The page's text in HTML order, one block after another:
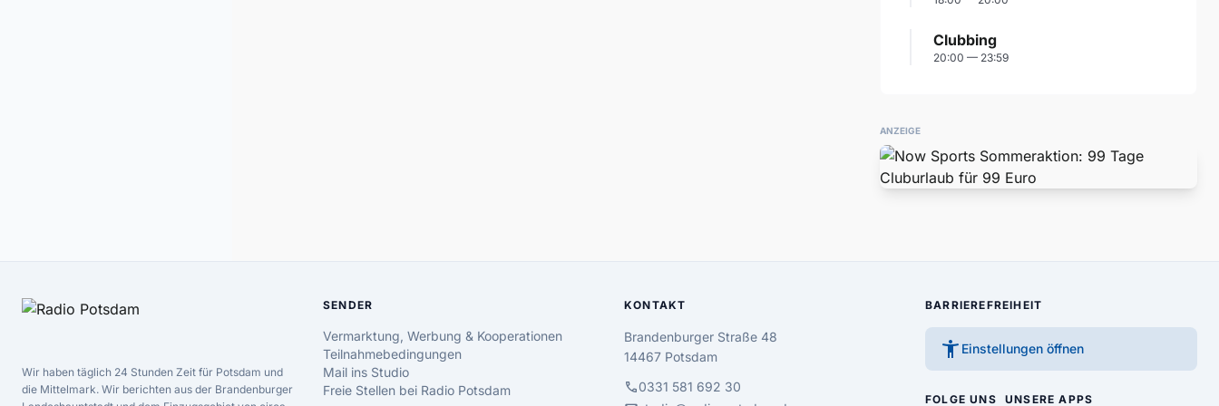
Clubbing
20:00 — 23:59
ANZEIGE
Wir haben täglich 24 Stunden Zeit für Potsdam und
die Mittelmark. Wir berichten aus der Brandenburger
SENDER
Vermarktung, Werbung & Kooperationen
Teilnahmebedingungen
Mail ins Studio
Freie Stellen bei Radio Potsdam
KONTAKT
Brandenburger Straße 48
14467 Potsdam
call0331 581 692 30
BARRIEREFREIHEIT
accessibility_new Einstellungen öffnen
FOLGE UNS UNSERE APPS